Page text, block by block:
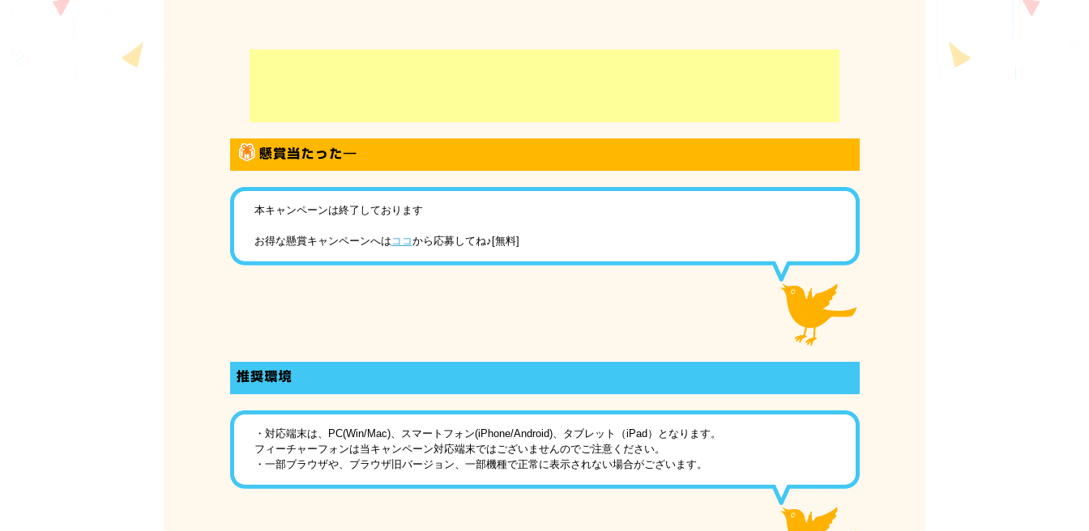
本キャンペーンは終了しております
お得な懸賞キャンペーンへは ココから応募してね♪[無料]
・対応端末は、PC(Win/Mac)、スマートフォン(iPhone/Android)、タブレット（iPad）となります。
フィーチャーフォンは当キャンペーン対応端末ではございませんのでご注意ください。
・一部ブラウザや、ブラウザ旧バージョン、一部機種で正常に表示されない場合がございます。